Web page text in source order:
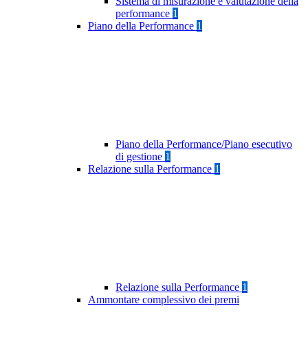
performance 1
Piano della Performance 1
Piano della Performance/Piano esecutivo
di gestione 1
Relazione sulla Performance 1
Relazione sulla Performance 1
Ammontare complessivo dei premi